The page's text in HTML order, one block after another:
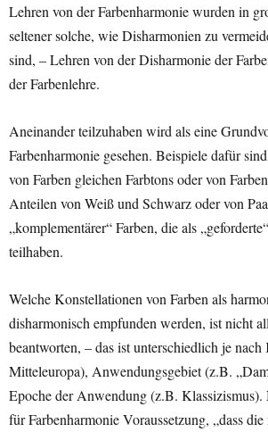
Lehren von der Farbenharmonie wurden in
seltener solche, wie Disharmonien zu
sind, – Lehren von der Disharmonie der
der Farbenlehre.
Aneinander teilzuhaben wird als eine
Farbenharmonie gesehen. Beispiele dafür
von Farben gleichen Farbtons oder von
Anteilen von Weiß und Schwarz oder von
„komplementärer“ Farben, die als
teilhaben.
Welche Konstellationen von Farben als
disharmonisch empfunden werden, ist nicht
beantworten, – das ist unterschiedlich je
Mitteleuropa), Anwendungsgebiet (z.B.
Epoche der Anwendung (z.B.
für Farbenharmonie Voraussetzung, „dass